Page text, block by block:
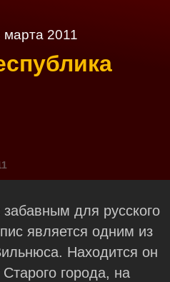
марта 2011
для русского
является одним из
Находится он
города, на